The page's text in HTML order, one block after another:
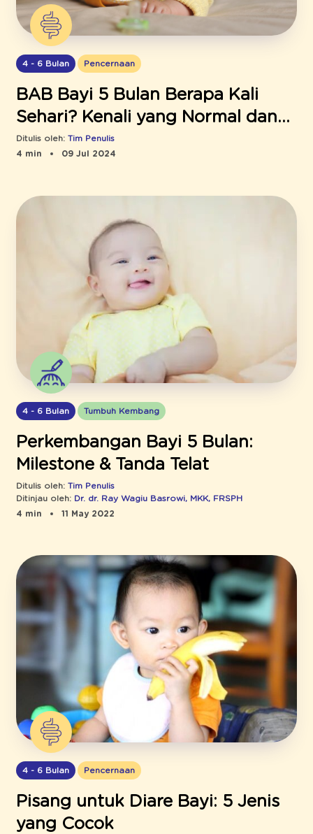
4 - 6 Bulan Pencernaan
BAB Bayi 5 Bulan Berapa Kali
Sehari? Kenali yang Normal dan
Bahaya
Ditulis oleh: Tim Penulis
4 min
09 Jul 2024
4 - 6 Bulan Tumbuh Kembang
Perkembangan Bayi 5 Bulan:
Milestone & Tanda Telat
Ditulis oleh: Tim Penulis
Ditinjau oleh: Dr. dr. Ray Wagiu Basrowi, MKK, FRSPH
4 min
11 May 2022
4 - 6 Bulan Pencernaan
Pisang untuk Diare Bayi: 5 Jenis
yang Cocok